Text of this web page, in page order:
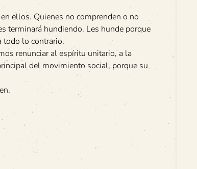
ellos. Quienes no comprenden o no
terminará hundiendo. Les hunde porque
todo lo contrario.
renunciar al espíritu unitario, a la
del movimiento social, porque su